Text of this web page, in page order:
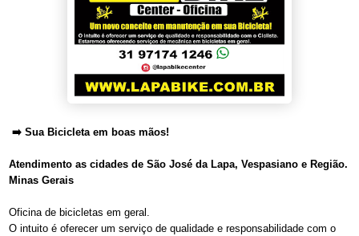
➡️ Sua Bicicleta em boas mãos!
Atendimento as cidades de São José da Lapa, Vespasiano e Região.
Minas Gerais
Oficina de bicicletas em geral.
O intuito é oferecer um serviço de qualidade e responsabilidade com o